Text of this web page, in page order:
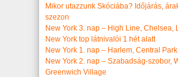
Mikor utazzunk Skóciába? Időjárás,
szezon
New York 3. nap – High Line, Chelsea,
New York top látnivalói 1 hét alatt
New York 1. nap – Harlem, Central
New York 2. nap – Szabadság-szobor,
Greenwich Village